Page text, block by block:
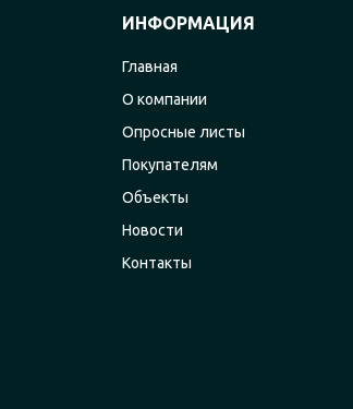
ИНФОРМАЦИЯ
Главная
О компании
Опросные листы
Покупателям
Объекты
Новости
Контакты